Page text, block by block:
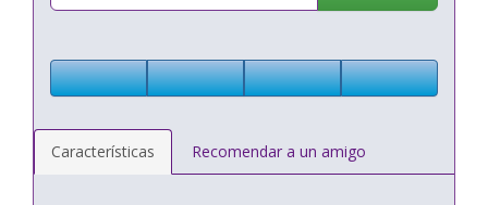
Características Recomendar a un amigo